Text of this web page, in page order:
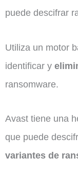
puede descifrar
Utiliza un motor
identificar y
ransomware.
Avast tiene una
que puede
variantes de